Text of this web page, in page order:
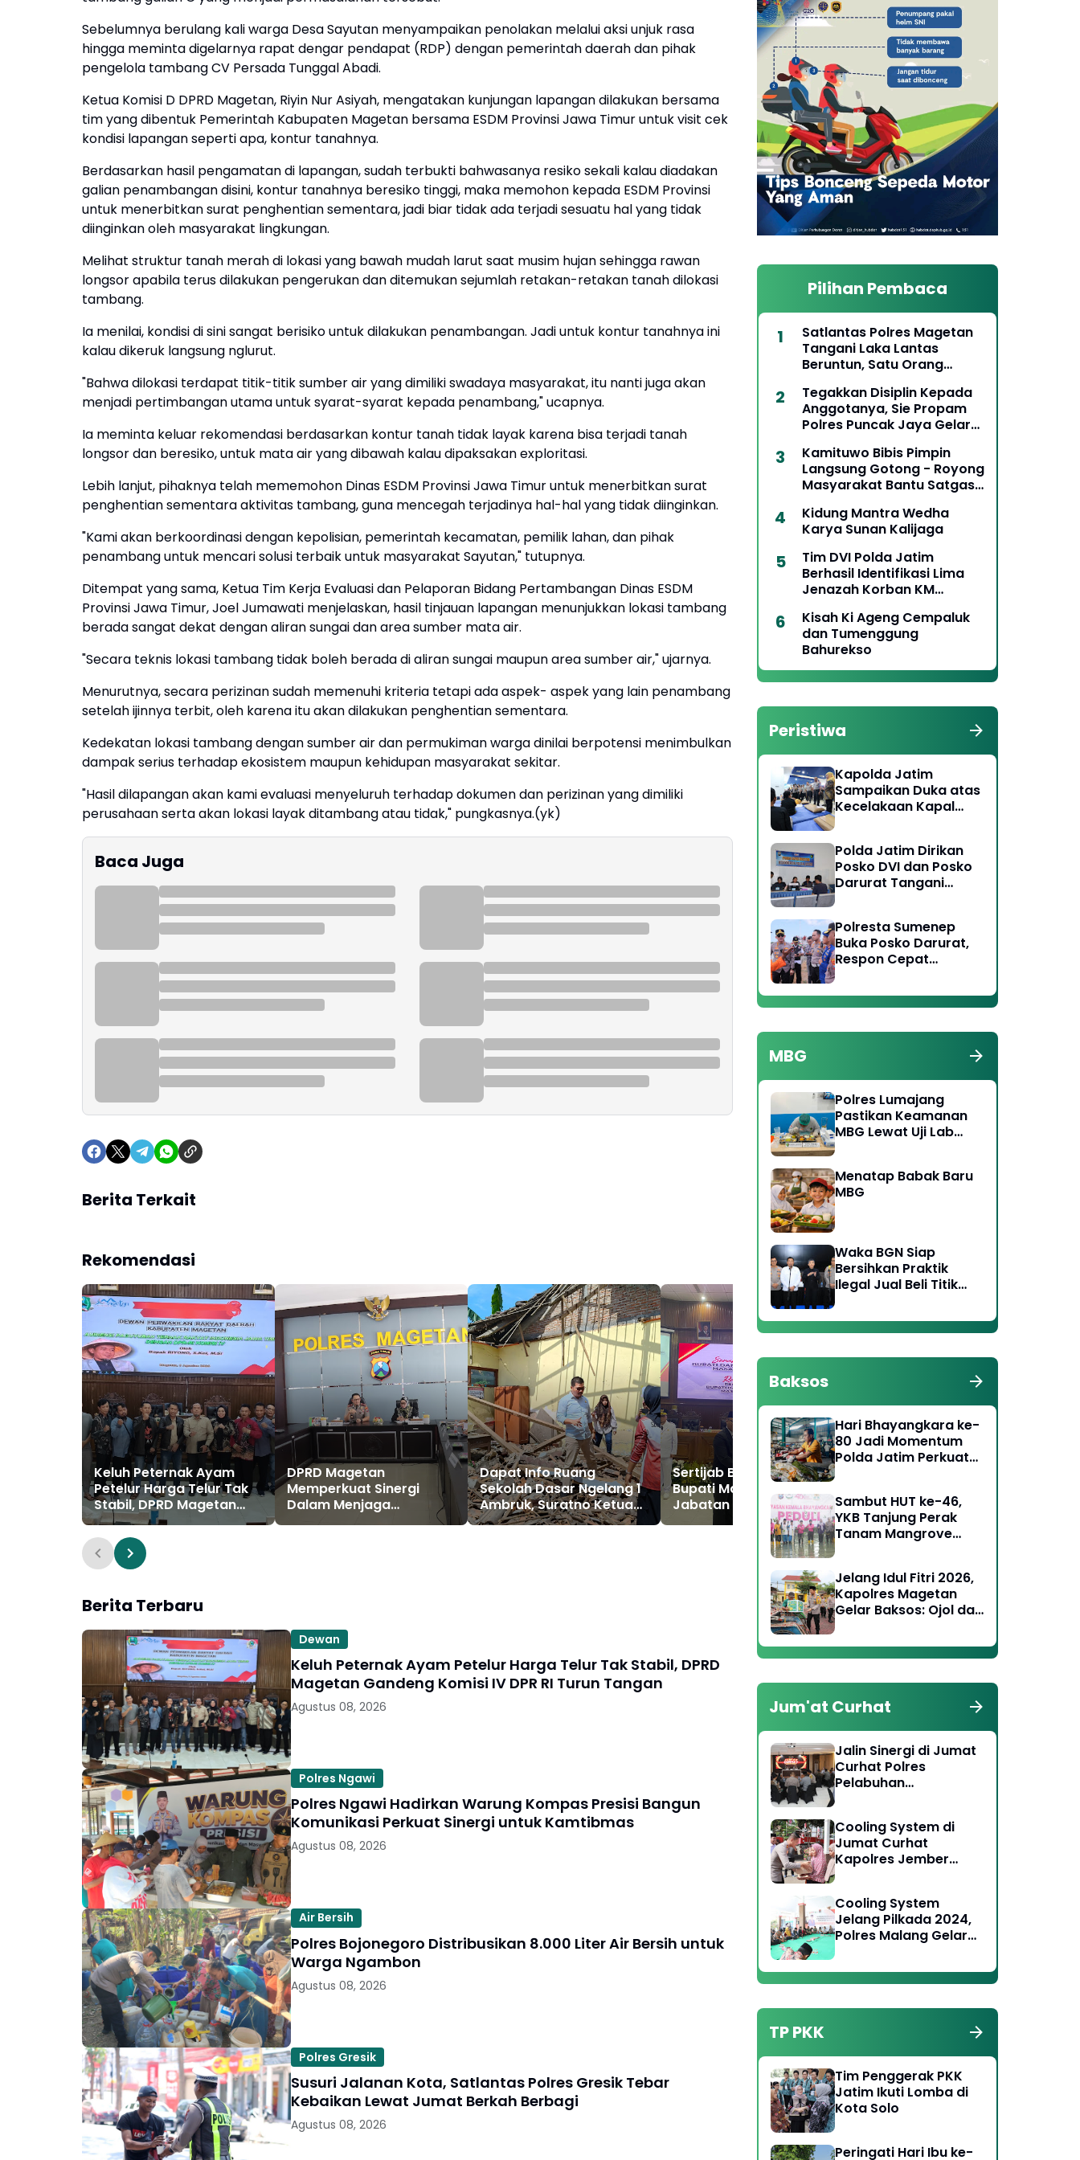
Sebelumnya berulang kali warga Desa Sayutan menyampaikan penolakan melalui aksi unjuk rasa
hingga meminta digelarnya rapat dengar pendapat (RDP) dengan pemerintah daerah dan pihak
pengelola tambang CV Persada Tunggal Abadi.
Ketua Komisi D DPRD Magetan, Riyin Nur Asiyah, mengatakan kunjungan lapangan dilakukan bersama
tim yang dibentuk Pemerintah Kabupaten Magetan bersama ESDM Provinsi Jawa Timur untuk visit cek
kondisi lapangan seperti apa, kontur tanahnya.
Berdasarkan hasil pengamatan di lapangan, sudah terbukti bahwasanya resiko sekali kalau diadakan
galian penambangan disini, kontur tanahnya beresiko tinggi, maka memohon kepada ESDM Provinsi
untuk menerbitkan surat penghentian sementara, jadi biar tidak ada terjadi sesuatu hal yang tidak
diinginkan oleh masyarakat lingkungan.
Melihat struktur tanah merah di lokasi yang bawah mudah larut saat musim hujan sehingga rawan
longsor apabila terus dilakukan pengerukan dan ditemukan sejumlah retakan-retakan tanah dilokasi
tambang.
Ia menilai, kondisi di sini sangat berisiko untuk dilakukan penambangan. Jadi untuk kontur tanahnya ini
kalau dikeruk langsung nglurut.
"Bahwa dilokasi terdapat titik-titik sumber air yang dimiliki swadaya masyarakat, itu nanti juga akan
menjadi pertimbangan utama untuk syarat-syarat kepada penambang," ucapnya.
Ia meminta keluar rekomendasi berdasarkan kontur tanah tidak layak karena bisa terjadi tanah
longsor dan beresiko, untuk mata air yang dibawah kalau dipaksakan exploritasi.
Lebih lanjut, pihaknya telah mememohon Dinas ESDM Provinsi Jawa Timur untuk menerbitkan surat
penghentian sementara aktivitas tambang, guna mencegah terjadinya hal-hal yang tidak diinginkan.
"Kami akan berkoordinasi dengan kepolisian, pemerintah kecamatan, pemilik lahan, dan pihak
penambang untuk mencari solusi terbaik untuk masyarakat Sayutan," tutupnya.
Ditempat yang sama, Ketua Tim Kerja Evaluasi dan Pelaporan Bidang Pertambangan Dinas ESDM
Provinsi Jawa Timur, Joel Jumawati menjelaskan, hasil tinjauan lapangan menunjukkan lokasi tambang
berada sangat dekat dengan aliran sungai dan area sumber mata air.
"Secara teknis lokasi tambang tidak boleh berada di aliran sungai maupun area sumber air," ujarnya.
Menurutnya, secara perizinan sudah memenuhi kriteria tetapi ada aspek- aspek yang lain penambang
setelah ijinnya terbit, oleh karena itu akan dilakukan penghentian sementara.
Kedekatan lokasi tambang dengan sumber air dan permukiman warga dinilai berpotensi menimbulkan
dampak serius terhadap ekosistem maupun kehidupan masyarakat sekitar.
"Hasil dilapangan akan kami evaluasi menyeluruh terhadap dokumen dan perizinan yang dimiliki
perusahaan serta akan lokasi layak ditambang atau tidak," pungkasnya.(yk)
Baca Juga
Berita Terkait
Rekomendasi
Keluh Peternak Ayam
Petelur Harga Telur Tak
Stabil, DPRD Magetan
Gandeng Komisi IV DPR RI
Turun Tangan
DPRD Magetan
Memperkuat Sinergi
Dalam Menjaga
Stabilitas Harga Telur
Dapat Info Ruang
Sekolah Dasar Ngelang 1
Ambruk, Suratno Ketua
DPRD Magetan Langsung
Sertijab Bupati dan Wakil
Bupati Magetan Masa
Jabatan 2025 - 2030
Ketua DPRD dan Bupati
Magetan, Sepakat
Dorong Peran Strategis
BUMDes dalam
Meningkatkan
Kesejahteraan
Masyarakat Desa
Berita Terbaru
Dewan
Keluh Peternak Ayam Petelur Harga Telur Tak Stabil, DPRD
Magetan Gandeng Komisi IV DPR RI Turun Tangan
Agustus 08, 2026
Polres Ngawi
Polres Ngawi Hadirkan Warung Kompas Presisi Bangun
Komunikasi Perkuat Sinergi untuk Kamtibmas
Agustus 08, 2026
Air Bersih
Polres Bojonegoro Distribusikan 8.000 Liter Air Bersih untuk
Warga Ngambon
Agustus 08, 2026
Polres Gresik
Susuri Jalanan Kota, Satlantas Polres Gresik Tebar
Kebaikan Lewat Jumat Berkah Berbagi
Agustus 08, 2026
Pilihan Pembaca
Satlantas Polres Magetan
Tangani Laka Lantas
Beruntun, Satu Orang
Tegakkan Disiplin Kepada
Anggotanya, Sie Propam
Polres Puncak Jaya Gelar
Kelengkapan Berkendara
Kamituwo Bibis Pimpin
Langsung Gotong - Royong
Masyarakat Bantu Satgas
Kidung Mantra Wedha
Karya Sunan Kalijaga
Tim DVI Polda Jatim
Berhasil Identifikasi Lima
Jenazah Korban KM
Kisah Ki Ageng Cempaluk
dan Tumenggung
Bahurekso
Peristiwa
Kapolda Jatim
Sampaikan Duka atas
Kecelakaan Kapal
Korban Hilang Terus
Dilakukan
Polda Jatim Dirikan
Posko DVI dan Posko
Darurat Tangani
Polresta Sumenep
Buka Posko Darurat,
Respon Cepat
Kebakaran KM
Mutiara Sentosa 2
MBG
Polres Lumajang
Pastikan Keamanan
MBG Lewat Uji Lab
Menatap Babak Baru
MBG
Waka BGN Siap
Bersihkan Praktik
Ilegal Jual Beli Titik
dengan Polri
Diperkuat
Baksos
Hari Bhayangkara ke-
80 Jadi Momentum
Polda Jatim Perkuat
Sambut HUT ke-46,
YKB Tanjung Perak
Tanam Mangrove
Jelang Idul Fitri 2026,
Kapolres Magetan
Gelar Baksos: Ojol dan
Bingkisan Lebaran
Jum'at Curhat
Jalin Sinergi di Jumat
Curhat Polres
Pelabuhan
Kamtibmas
Cooling System di
Jumat Curhat
Kapolres Jember
Pilkada 2024
Cooling System
Jelang Pilkada 2024,
Polres Malang Gelar
di Wonosari
TP PKK
Tim Penggerak PKK
Jatim Ikuti Lomba di
Kota Solo
Peringati Hari Ibu ke-